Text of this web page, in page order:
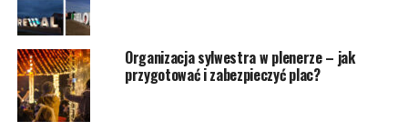
Organizacja sylwestra w plenerze – jak
przygotować i zabezpieczyć plac?